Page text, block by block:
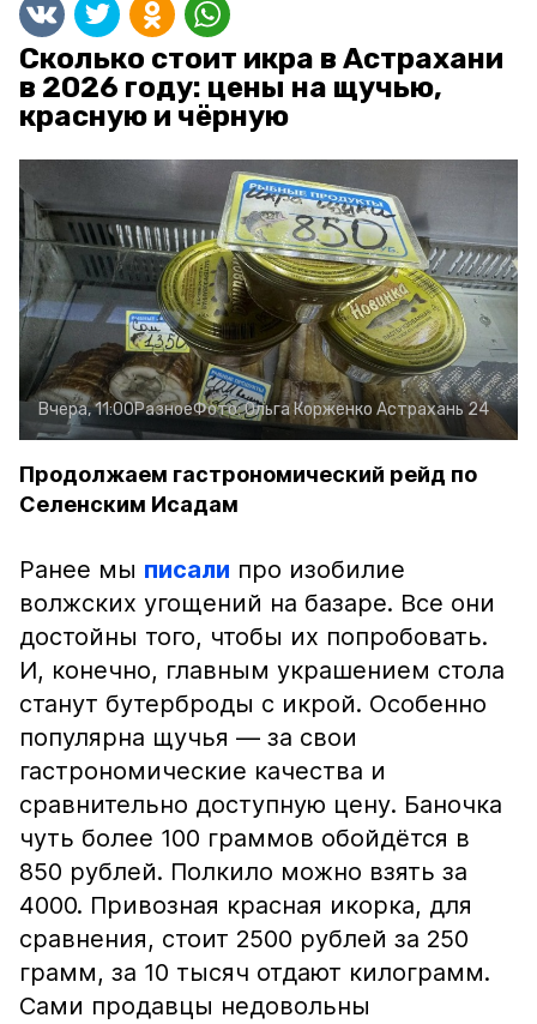
Сколько стоит икра в Астрахани
в 2026 году: цены на щучью,
красную и чёрную
Вчера, 11:00РазноеФото:Ольга Корженко Астрахань 24
Продолжаем гастрономический рейд по
Селенским Исадам
Ранее мы писали про изобилие
волжских угощений на базаре. Все они
достойны того, чтобы их попробовать.
И, конечно, главным украшением стола
станут бутерброды с икрой. Особенно
популярна щучья — за свои
гастрономические качества и
сравнительно доступную цену. Баночка
чуть более 100 граммов обойдётся в
850 рублей. Полкило можно взять за
4000. Привозная красная икорка, для
сравнения, стоит 2500 рублей за 250
грамм, за 10 тысяч отдают килограмм.
Сами продавцы недовольны